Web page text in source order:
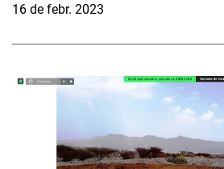
16 de febr. 2023